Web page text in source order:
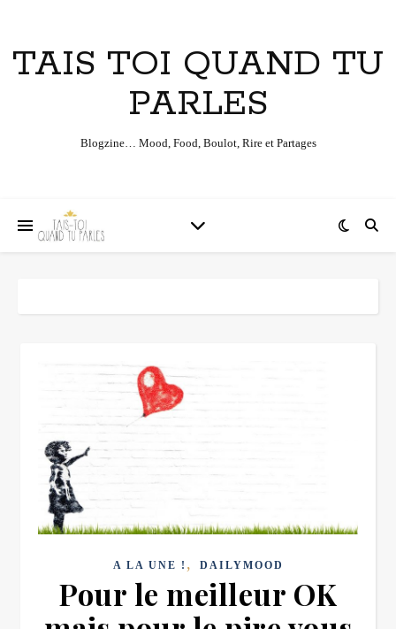
TAIS TOI QUAND TU
PARLES
Blogzine… Mood, Food, Boulot, Rire et Partages
A LA UNE ! , DAILYMOOD
Pour le meilleur OK